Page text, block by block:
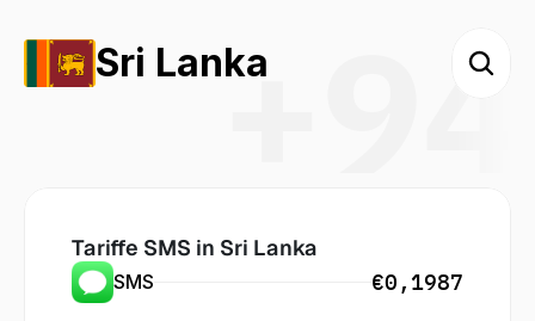
+94
Sri Lanka
Tariffe SMS in Sri Lanka
SMS €0,1987